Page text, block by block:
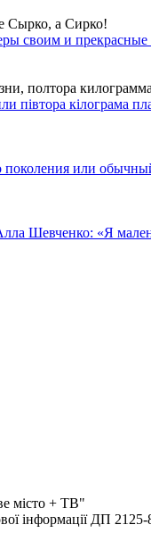
Сырко, а Сирко!
своим и
полтора
півтора кілограма
поколения или
Шевченко: «Я
мiсто + ТВ"
інформації ДП